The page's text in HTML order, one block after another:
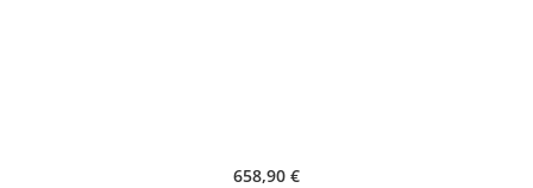
Regulärer Preis:
658,90 €